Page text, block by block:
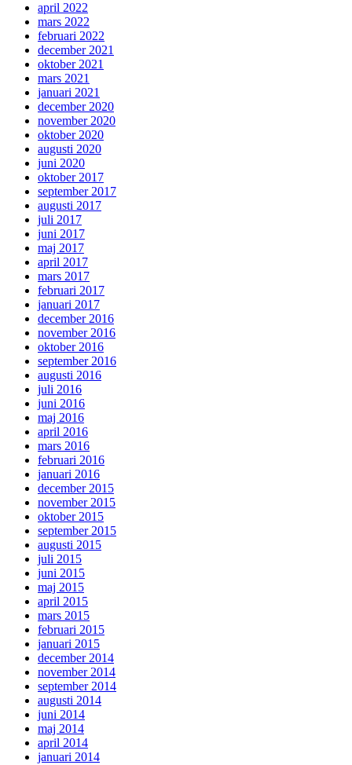
april 2022
mars 2022
februari 2022
december 2021
oktober 2021
mars 2021
januari 2021
december 2020
november 2020
oktober 2020
augusti 2020
juni 2020
oktober 2017
september 2017
augusti 2017
juli 2017
juni 2017
maj 2017
april 2017
mars 2017
februari 2017
januari 2017
december 2016
november 2016
oktober 2016
september 2016
augusti 2016
juli 2016
juni 2016
maj 2016
april 2016
mars 2016
februari 2016
januari 2016
december 2015
november 2015
oktober 2015
september 2015
augusti 2015
juli 2015
juni 2015
maj 2015
april 2015
mars 2015
februari 2015
januari 2015
december 2014
november 2014
september 2014
augusti 2014
juni 2014
maj 2014
april 2014
januari 2014